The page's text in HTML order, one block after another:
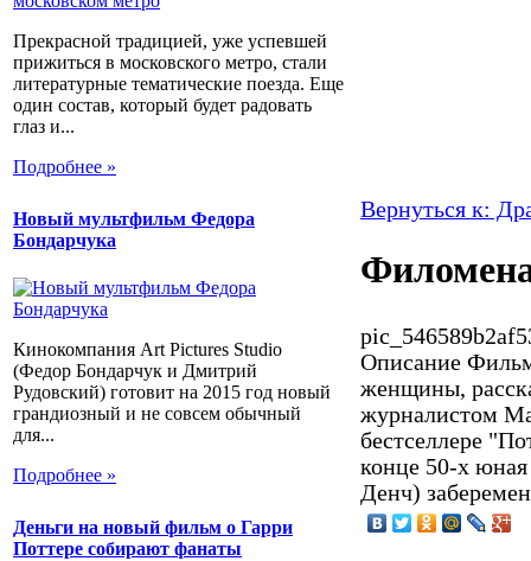
Прекрасной традицией, уже успевшей
прижиться в московского метро, стали
литературные тематические поезда. Еще
один состав, который будет радовать
глаз и...
Подробнее »
Новый мультфильм Федора
Бондарчука
Кинокомпания Art Pictures Studio
(Федор Бондарчук и Дмитрий
Рудовский) готовит на 2015 год новый
грандиозный и не совсем обычный
для...
Подробнее »
Деньги на новый фильм о Гарри
Поттере собирают фанаты
Вернуться к:
Описание
женщины,
журналистом
бестселлере
конце 50-х
Денч)